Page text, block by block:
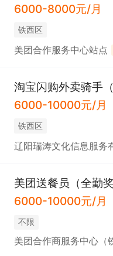
6000-8000元/月
铁西区
美团合作服务中心站点
6000-10000元/月
铁西区
辽阳瑞涛文化信息服务
美团送餐员（全勤
6000-10000元/月
不限
美团合作商服务中心（